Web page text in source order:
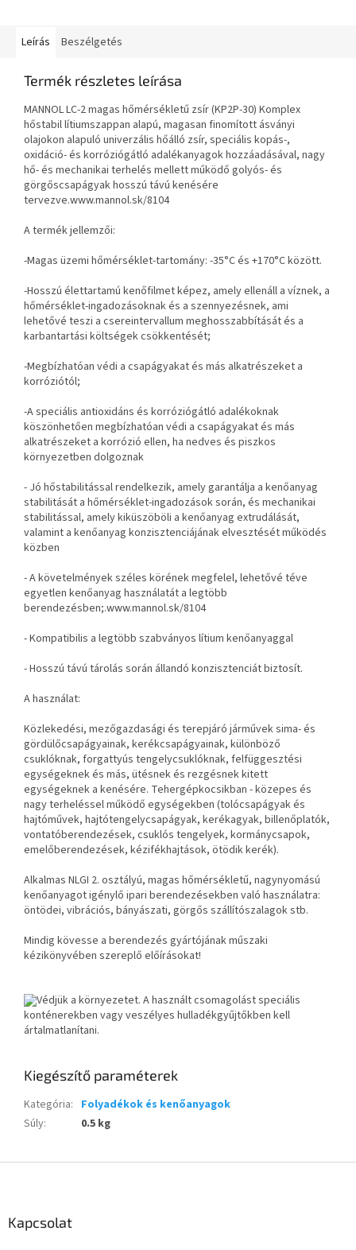
Leírás Beszélgetés
Termék részletes leírása
MANNOL LC-2 magas hőmérsékletű zsír (KP2P-30) Komplex
hőstabil lítiumszappan alapú, magasan finomított ásványi
olajokon alapuló univerzális hőálló zsír, speciális kopás-,
oxidáció- és korróziógátló adalékanyagok hozzáadásával, nagy
hő- és mechanikai terhelés mellett működő golyós- és
görgőscsapágyak hosszú távú kenésére
tervezve.www.mannol.sk/8104
A termék jellemzői:
-Magas üzemi hőmérséklet-tartomány: -35°C és +170°C között.
-Hosszú élettartamú kenőfilmet képez, amely ellenáll a víznek, a
hőmérséklet-ingadozásoknak és a szennyezésnek, ami
lehetővé teszi a csereintervallum meghosszabbítását és a
karbantartási költségek csökkentését;
-Megbízhatóan védi a csapágyakat és más alkatrészeket a
korróziótól;
-A speciális antioxidáns és korróziógátló adalékoknak
köszönhetően megbízhatóan védi a csapágyakat és más
alkatrészeket a korrózió ellen, ha nedves és piszkos
környezetben dolgoznak
- Jó hőstabilitással rendelkezik, amely garantálja a kenőanyag
stabilitását a hőmérséklet-ingadozások során, és mechanikai
stabilitással, amely kiküszöböli a kenőanyag extrudálását,
valamint a kenőanyag konzisztenciájának elvesztését működés
közben
- A követelmények széles körének megfelel, lehetővé téve
egyetlen kenőanyag használatát a legtöbb
berendezésben;.www.mannol.sk/8104
- Kompatibilis a legtöbb szabványos lítium kenőanyaggal
- Hosszú távú tárolás során állandó konzisztenciát biztosít.
A használat:
Közlekedési, mezőgazdasági és terepjáró járművek sima- és
gördülőcsapágyainak, kerékcsapágyainak, különböző
csuklóknak, forgattyús tengelycsuklóknak, felfüggesztési
egységeknek és más, ütésnek és rezgésnek kitett
egységeknek a kenésére. Tehergépkocsikban - közepes és
nagy terheléssel működő egységekben (tolócsapágyak és
hajtóművek, hajtótengelycsapágyak, kerékagyak, billenőplatók,
vontatóberendezések, csuklós tengelyek, kormánycsapok,
emelőberendezések, kézifékhajtások, ötödik kerék).
Alkalmas NLGI 2. osztályú, magas hőmérsékletű, nagynyomású
kenőanyagot igénylő ipari berendezésekben való használatra:
öntödei, vibrációs, bányászati, görgős szállítószalagok stb.
Mindig kövesse a berendezés gyártójának műszaki
kézikönyvében szereplő előírásokat!
Védjük a környezetet. A használt csomagolást speciális
konténerekben vagy veszélyes hulladékgyűjtőkben kell
ártalmatlanítani.
Kiegészítő paraméterek
Kategória: Folyadékok és kenőanyagok
Súly: 0.5 kg
Kapcsolat